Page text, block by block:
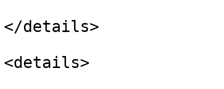
</details>
<details>